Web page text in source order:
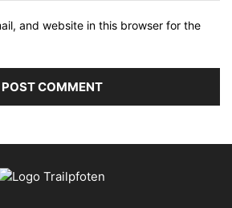
and website in this browser for the